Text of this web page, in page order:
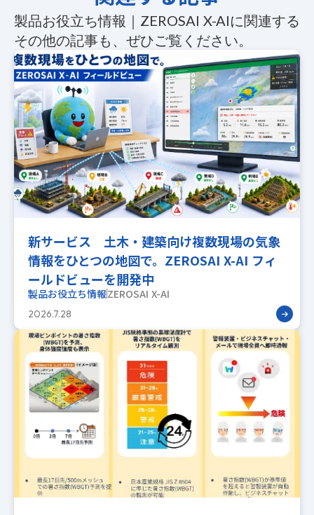
製品お役立ち情報｜ZEROSAI X-AIに関連する
その他の記事も、ぜひご覧ください。
新サービス 土木・建築向け複数現場の気象
情報をひとつの地図で。ZEROSAI X-AI フィ
ールドビューを開発中
製品お役立ち情報ZEROSAI X-AI
2026.7.28